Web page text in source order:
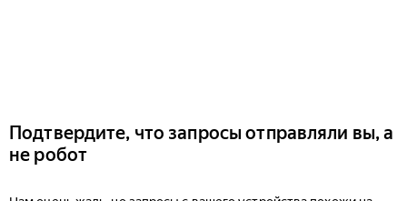
Подтвердите, что запросы отправляли вы, а
не робот